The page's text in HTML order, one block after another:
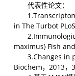
代表性论文：
in The Turbot
maximus) Fish
3.Changes in
Biochem， 2013，